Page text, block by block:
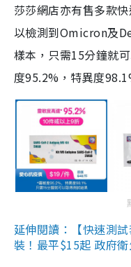
莎莎網店亦有售多款
以檢測到Omicron及
樣本，只需15分鐘就
度95.2%，特異度
延伸閱讀：【快速測
裝！最平$15起 政府